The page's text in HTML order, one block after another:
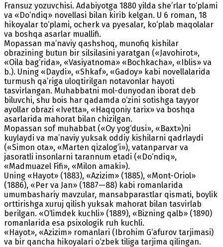
Fransuz yozuvchisi. Adabiyotga 1880 yilda she’rlar to‘plami
va «Do‘ndiq» novellasi bilan kirib kelgan. U 6 roman, 18
hikoyalar to‘plami, ocherk va pyesalar, ko‘plab maqolalar
va boshqa asarlar muallifi.
Mopassan ma’naviy qashshoq, munofiq kishilar
obrazining butun bir silsilasini yaratgan («Javohirot»,
«Oila bag‘rida», «Vasiyatnoma» «Bochkacha», «Iblis» va
b.). Uning «Daydi», «Shkaf», «Gadoy» kabi novellalarida
turmush qa’riga uloqtirilgan notavonlar hayoti
tasvirlangan. Muhabbatni mol-dunyodan iborat deb
biluvchi, shu bois har qadamda o‘zini sotishga tayyor
ayollar obrazi «Ivetta», «Haqqoniy tarix» va boshqa
asarlarida mahorat bilan chizilgan.
Mopassan sof muhabbat («Oy yog‘dusi», «Baxt»)ni
kuylaydi va ma’naviy yuksak oddiy kishilarni qadrlaydi
(«Simon ota», «Marten qizalog‘i»), vatanparvar va
jasoratli insonlarni tarannum etadi («Do‘ndiq»,
«Madmuazel Fifi», «Milon amaki»).
Uning «Hayot» (1883), «Azizim» (1885), «Mont-Oriol»
(1886), «Per va Jan» (1887—88) kabi romanlarida
umumbashariy mavzular, mansabparastlar qismati, boylik
orttirishga xuruj qilish yuksak mahorat bilan tasvirlab
berilgan. «O‘limdek kuchli» (1889), «Bizning qalb» (1890)
romanlarida esa psixologik ruh kuchli.
«Hayot», «Azizim» romanlari (Ibrohim G‘afurov tarjimasi)
va bir qancha hikoyalari o‘zbek tiliga tarjima qilingan.